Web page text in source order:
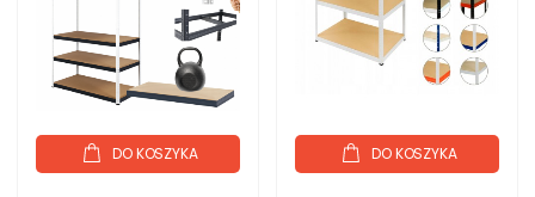
DO KOSZYKA DO KOSZYKA